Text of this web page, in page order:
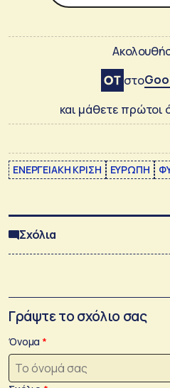
στο
και μάθετε πρώτοι
ΕΝΕΡΓΕΙΑΚΗ ΚΡΙΣΗ ΕΥΡΩΠΗ
Σχόλια
Γράψτε το σχόλιο σας
Όνομα